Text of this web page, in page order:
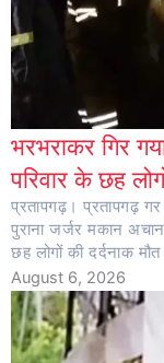
भरभराकर गिर
परिवार के छह
प्रतापगढ़। प्रतापगढ़
पुराना जर्जर मकान
छह लोगों की दर्दनाक मौत
August 6, 2026